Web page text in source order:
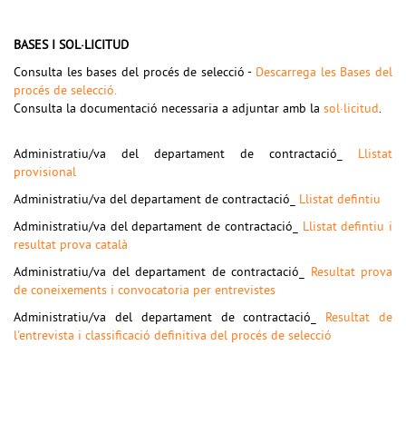
BASES I SOL·LICITUD
Consulta les bases del procés de selecció - Descarrega les Bases del
procés de selecció.
Consulta la documentació necessaria a adjuntar amb la sol·licitud.
Administratiu/va del departament de contractació_ Llistat
provisional
Administratiu/va del departament de contractació_ Llistat defintiu
Administratiu/va del departament de contractació_ Llistat defintiu i
resultat prova català
Administratiu/va del departament de contractació_ Resultat prova
de coneixements i convocatoria per entrevistes
Administratiu/va del departament de contractació_ Resultat de
l'entrevista i classificació definitiva del procés de selecció